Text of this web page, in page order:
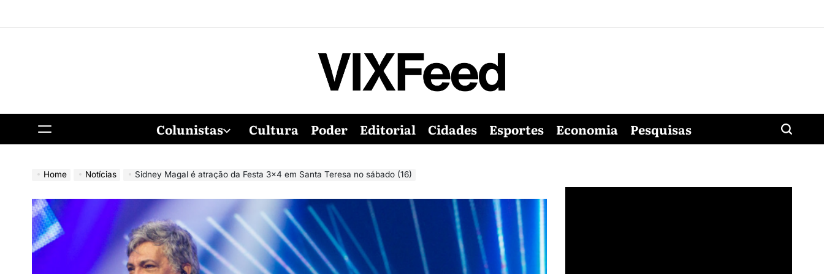
Colunistas Cultura Poder Editorial Cidades Esportes Economia Pesquisas
Home Notícias Sidney Magal é atração da Festa 3×4 em Santa Teresa no sábado (16)